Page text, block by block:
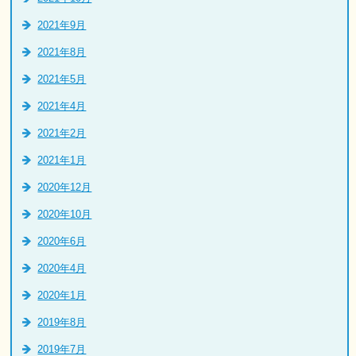
2021年9月
2021年8月
2021年5月
2021年4月
2021年2月
2021年1月
2020年12月
2020年10月
2020年6月
2020年4月
2020年1月
2019年8月
2019年7月